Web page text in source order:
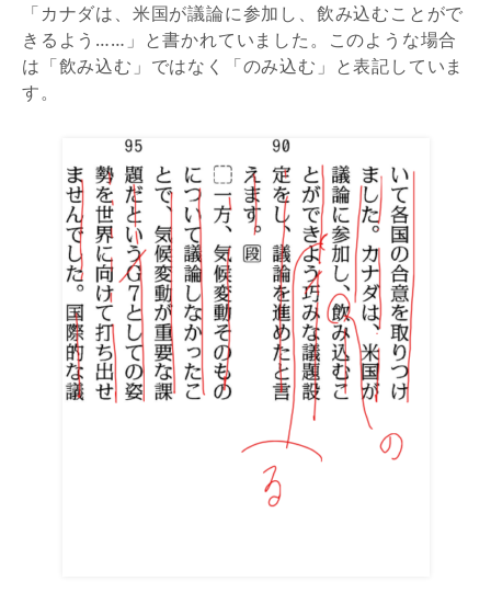
「カナダは、米国が議論に参加し、飲み込むことがで
きるよう……」と書かれていました。このような場合
は「飲み込む」ではなく「のみ込む」と表記していま
す。